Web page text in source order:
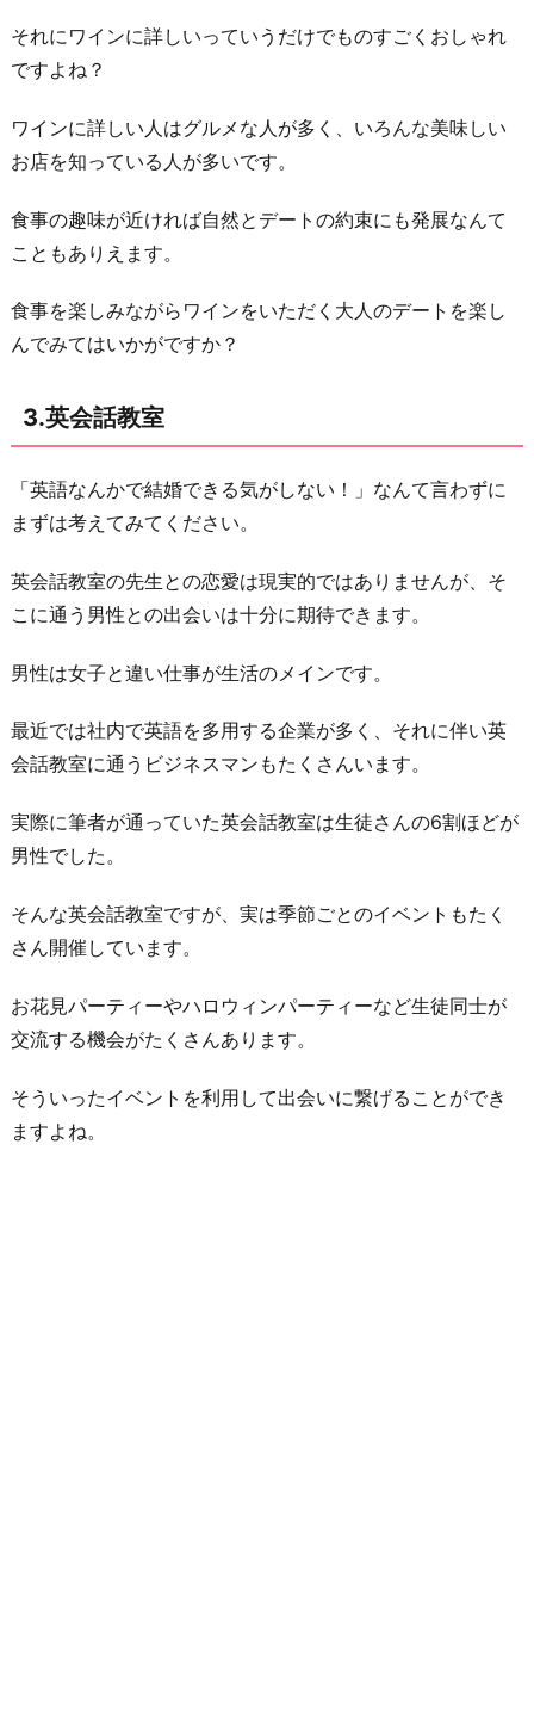
それにワインに詳しいっていうだけでものすごくおしゃれ
ですよね？
ワインに詳しい人はグルメな人が多く、いろんな美味しい
お店を知っている人が多いです。
食事の趣味が近ければ自然とデートの約束にも発展なんて
こともありえます。
食事を楽しみながらワインをいただく大人のデートを楽し
んでみてはいかがですか？
3.英会話教室
「英語なんかで結婚できる気がしない！」なんて言わずに
まずは考えてみてください。
英会話教室の先生との恋愛は現実的ではありませんが、そ
こに通う男性との出会いは十分に期待できます。
男性は女子と違い仕事が生活のメインです。
最近では社内で英語を多用する企業が多く、それに伴い英
会話教室に通うビジネスマンもたくさんいます。
実際に筆者が通っていた英会話教室は生徒さんの6割ほどが
男性でした。
そんな英会話教室ですが、実は季節ごとのイベントもたく
さん開催しています。
お花見パーティーやハロウィンパーティーなど生徒同士が
交流する機会がたくさんあります。
そういったイベントを利用して出会いに繋げることができ
ますよね。